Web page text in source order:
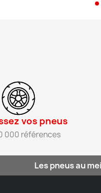
vos pneus​
000 références
Les pneus au